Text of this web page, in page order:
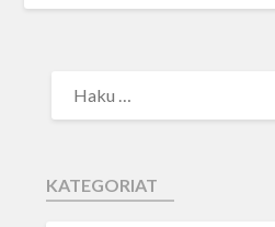
KATEGORIAT